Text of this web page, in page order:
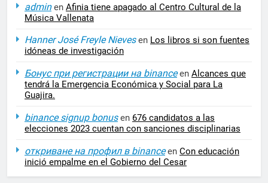
adminen Afinia tiene apagado al Centro Cultural de la
Música Vallenata
Hanner José Freyle Nievesen Los libros si son fuentes
idóneas de investigación
Бонус при регистрации на binanceen Alcances que
tendrá la Emergencia Económica y Social para La
Guajira.
binance signup bonusen 676 candidatos a las
elecciones 2023 cuentan con sanciones disciplinarias
откриване на профил в binanceen Con educación
inició empalme en el Gobierno del Cesar